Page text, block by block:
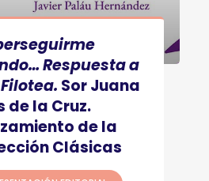
Respuesta a
Sor Juana
de la Cruz.
de la
Clásicas